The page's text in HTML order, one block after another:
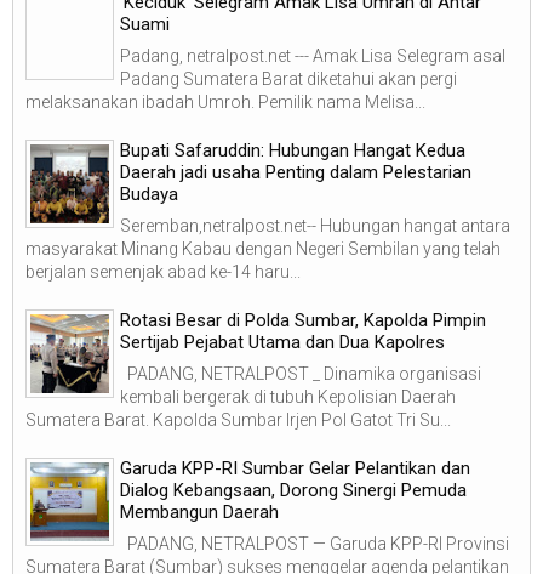
Suami
Padang, netralpost.net --- Amak Lisa Selegram asal
Padang Sumatera Barat diketahui akan pergi
melaksanakan ibadah Umroh. Pemilik nama Melisa...
Bupati Safaruddin: Hubungan Hangat Kedua
Daerah jadi usaha Penting dalam Pelestarian
Budaya
Seremban,netralpost.net-- Hubungan hangat antara
masyarakat Minang Kabau dengan Negeri Sembilan yang telah
berjalan semenjak abad ke-14 haru...
Rotasi Besar di Polda Sumbar, Kapolda Pimpin
Sertijab Pejabat Utama dan Dua Kapolres
PADANG, NETRALPOST _ Dinamika organisasi
kembali bergerak di tubuh Kepolisian Daerah
Sumatera Barat. Kapolda Sumbar Irjen Pol Gatot Tri Su...
Garuda KPP-RI Sumbar Gelar Pelantikan dan
Dialog Kebangsaan, Dorong Sinergi Pemuda
Membangun Daerah
PADANG, NETRALPOST — Garuda KPP-RI Provinsi
Sumatera Barat (Sumbar) sukses menggelar agenda pelantikan